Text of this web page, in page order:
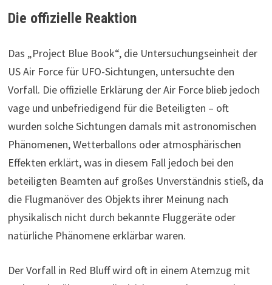
Die offizielle Reaktion
Das „Project Blue Book“, die Untersuchungseinheit der
US Air Force für UFO-Sichtungen, untersuchte den
Vorfall. Die offizielle Erklärung der Air Force blieb jedoch
vage und unbefriedigend für die Beteiligten – oft
wurden solche Sichtungen damals mit astronomischen
Phänomenen, Wetterballons oder atmosphärischen
Effekten erklärt, was in diesem Fall jedoch bei den
beteiligten Beamten auf großes Unverständnis stieß, da
die Flugmanöver des Objekts ihrer Meinung nach
physikalisch nicht durch bekannte Fluggeräte oder
natürliche Phänomene erklärbar waren.
Der Vorfall in Red Bluff wird oft in einem Atemzug mit